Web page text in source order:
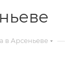
в Арсеньеве —